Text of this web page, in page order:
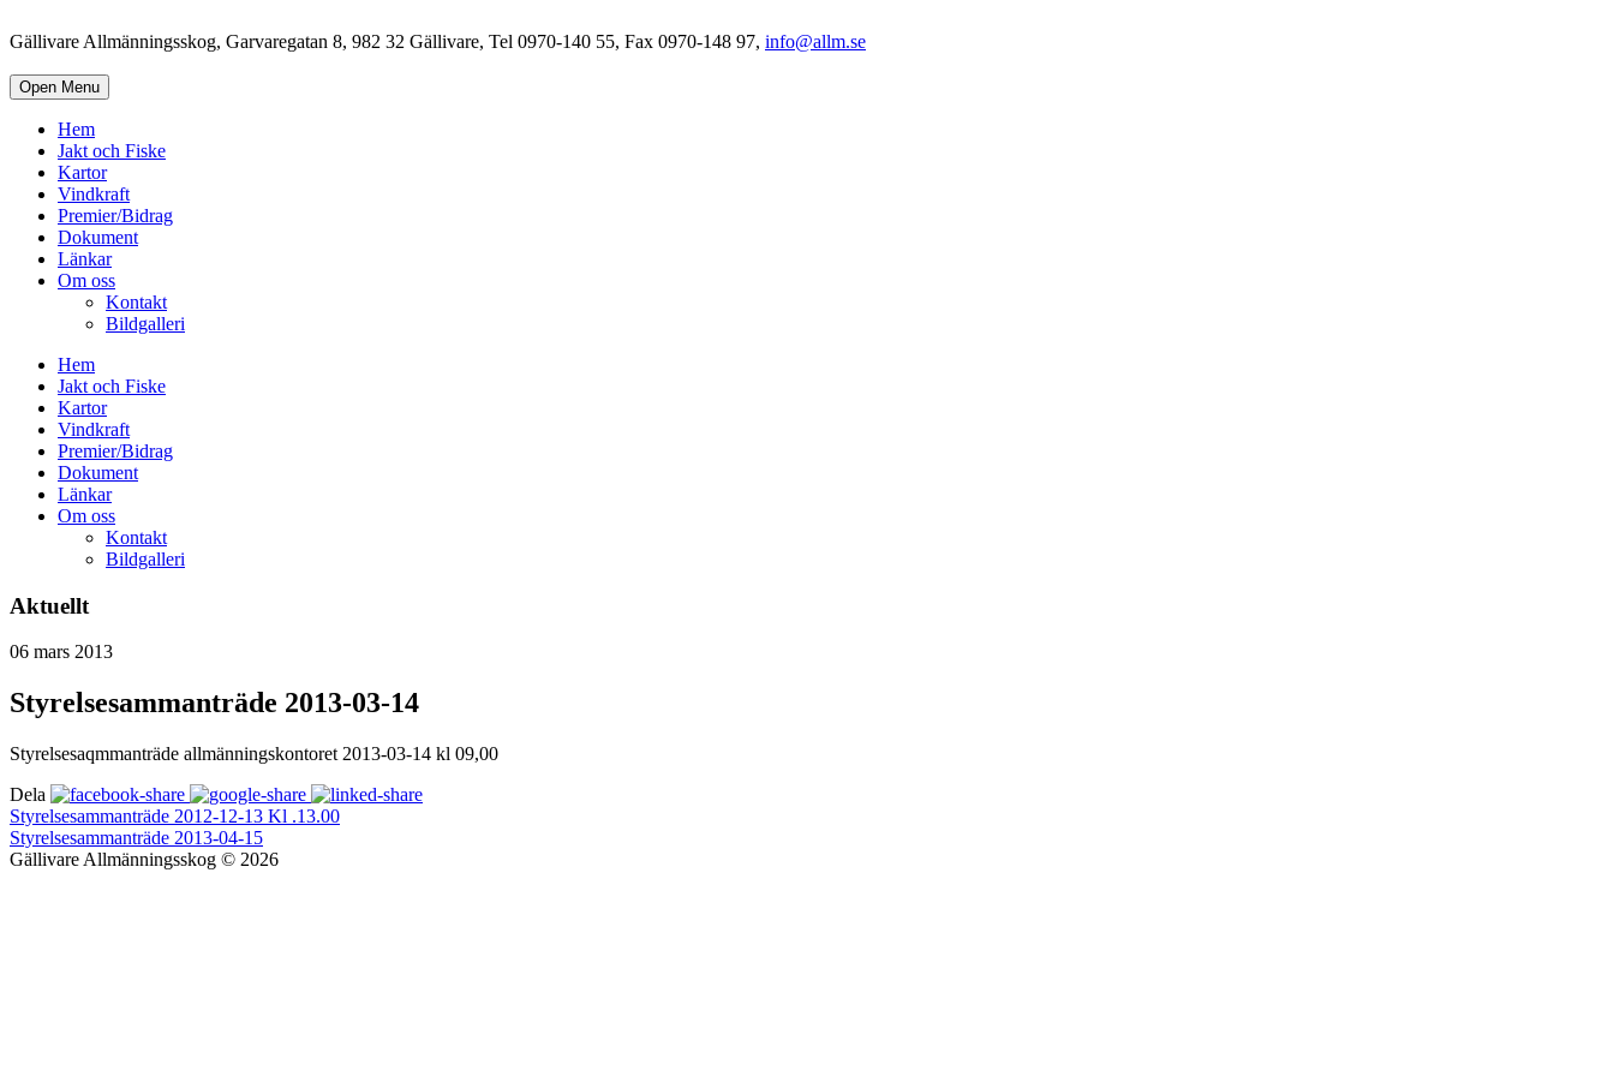
Gällivare Allmänningsskog, Garvaregatan 8, 982 32 Gällivare, Tel 0970-140 55, Fax 0970-148 97, info@allm.se
Open Menu
Hem
Jakt och Fiske
Kartor
Vindkraft
Premier/Bidrag
Dokument
Länkar
Om oss
Kontakt
Bildgalleri
Hem
Jakt och Fiske
Kartor
Vindkraft
Premier/Bidrag
Dokument
Länkar
Om oss
Kontakt
Bildgalleri
Aktuellt
06 mars 2013
Styrelsesammanträde 2013-03-14
Styrelsesaqmmanträde allmänningskontoret 2013-03-14 kl 09,00
Dela
Styrelsesammanträde 2012-12-13 Kl .13.00
Styrelsesammanträde 2013-04-15
Gällivare Allmänningsskog © 2026